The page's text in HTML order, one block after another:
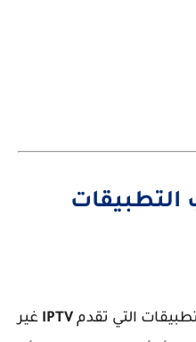
التطبيقات
التي تقدم IPTV غير